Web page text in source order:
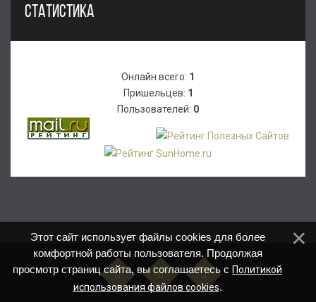
СТАТИСТИКА
Онлайн всего: 1
Пришельцев: 1
Пользователей: 0
Этот сайт использует файлы cookies для более
комфортной работы пользователя. Продолжая
просмотр страниц сайта, вы соглашаетесь с Политикой
использования файлов cookies.